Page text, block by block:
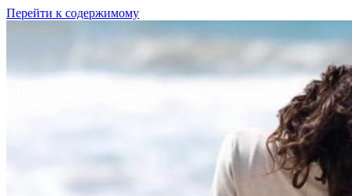
Перейти к содержимому